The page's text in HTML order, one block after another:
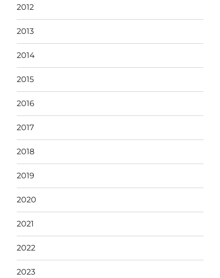
2012
2013
2014
2015
2016
2017
2018
2019
2020
2021
2022
2023